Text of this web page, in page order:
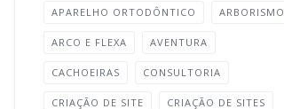
APARELHO ORTODÔNTICO ARBORISMO
ARCO E FLEXA AVENTURA
CACHOEIRAS CONSULTORIA
CRIAÇÃO DE SITE CRIAÇÃO DE SITES